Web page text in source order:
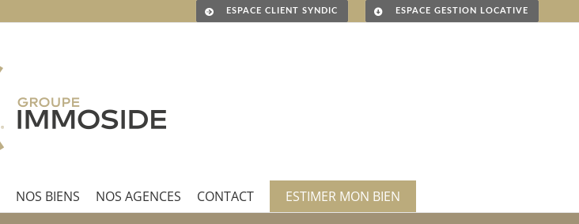
ESPACE CLIENT SYNDIC ESPACE GESTION LOCATIVE
NOS BIENS NOS AGENCES CONTACT ESTIMER MON BIEN